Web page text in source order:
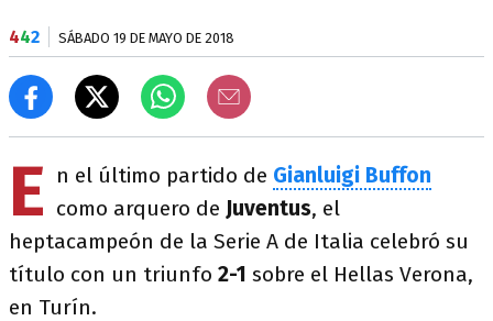
442 SÁBADO 19 DE MAYO DE 2018
E n el último partido de Gianluigi Buffon
como arquero de Juventus, el
heptacampeón de la Serie A de Italia celebró su
título con un triunfo 2-1 sobre el Hellas Verona,
en Turín.